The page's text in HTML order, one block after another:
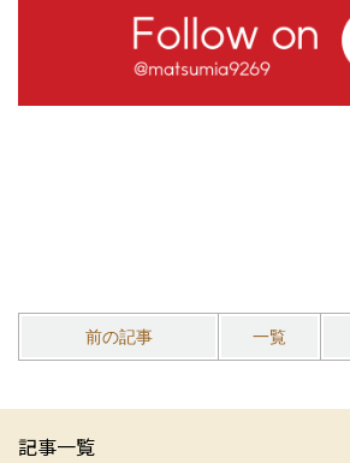
前の記事 一覧
記事一覧